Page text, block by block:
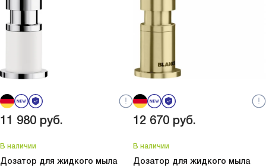
11 980 руб.
В наличии
Дозатор для жидкого мыла
12 670 руб.
В наличии
Дозатор для жидкого мыла